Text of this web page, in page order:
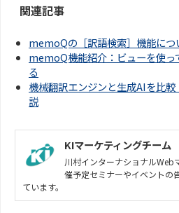
関連記事
memoQの［訳語検索］機能につ
memoQ機能紹介：ビューを使っ
る
機械翻訳エンジンと生成AIを比
説
KIマーケティングチーム
川村インターナショナルWeb
催予定セミナーやイベントの
ています。